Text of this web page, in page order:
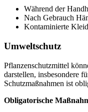
Während der
Nach Gebrauch
Kontaminierte
Umweltschutz
Pflanzenschutzmittel
darstellen, insbesondere
Schutzmaßnahmen ist
Obligatorische